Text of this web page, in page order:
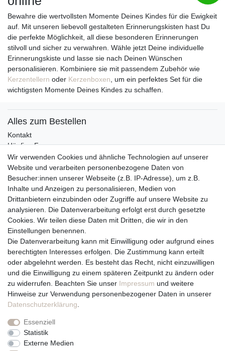
Bewahre die wertvollsten Momente Deines Kindes für die Ewigkeit
auf. Mit unseren liebevoll gestalteten Erinnerungskisten hast Du
die perfekte Möglichkeit, all diese besonderen Erinnerungen
stilvoll und sicher zu verwahren. Wähle jetzt Deine individuelle
Erinnerungskiste und lasse sie nach Deinen Wünschen
personalisieren. Kombiniere sie mit passendem Zubehör wie
Kerzentellern oder Kerzenboxen , um ein perfektes Set für die
wichtigsten Momente Deines Kindes zu schaffen.
Alles zum Bestellen
Kontakt
Häufige Fragen
Zahlungsmöglichkeiten
Versandbedingungen
Widerrufsrecht
Vertrag widerrufen
Über uns und unsere Kerzen
Team
Unternehmen / Philosophie
Kerzenpflege und Abbrennhinweise
Unsere Kerzenlieferanten
Du erreichst uns von
Montag bis Freitag 10 bis 17 Uhr
Telefonisch und per Whatsapp
erreichst Du uns unter:
Wir verwenden Cookies und ähnliche Technologien auf unserer
Website und verarbeiten personenbezogene Daten von
Besucher:innen unserer Webseite (z.B. IP-Adresse), um z.B.
Inhalte und Anzeigen zu personalisieren, Medien von
Drittanbietern einzubinden oder Zugriffe auf unsere Website zu
analysieren. Die Datenverarbeitung erfolgt erst durch gesetzte
Cookies. Wir teilen diese Daten mit Dritten, die wir in den
Einstellungen benennen.
Die Datenverarbeitung kann mit Einwilligung oder aufgrund eines
berechtigten Interesses erfolgen. Die Zustimmung kann erteilt
oder abgelehnt werden. Es besteht das Recht, nicht einzuwilligen
und die Einwilligung zu einem späteren Zeitpunkt zu ändern oder
zu widerrufen. Beachten Sie unser Impressum und weitere
Hinweise zur Verwendung personenbezogener Daten in unserer
Daten­schutz­erklärung
Essenziell
Statistik
Externe Medien